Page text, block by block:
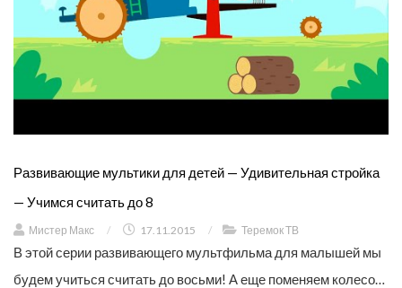
Развивающие мультики для детей — Удивительная стройка
— Учимся считать до 8
Мистер Макс / 17.11.2015 / Теремок ТВ
В этой серии развивающего мультфильма для малышей мы
будем учиться считать до восьми! А еще поменяем колесо…